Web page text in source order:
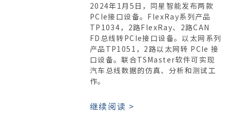
2024年1月5日，同星智能发布两款
PCIe接口设备。FlexRay系列产品
TP1034，2路FlexRay、2路CAN
FD总线转PCIe接口设备。以太网系列
产品TP1051，2路以太网转 PCIe 接
口设备。联合TSMaster软件可实现
汽车总线数据的仿真、分析和测试工
作。
继续阅读 >